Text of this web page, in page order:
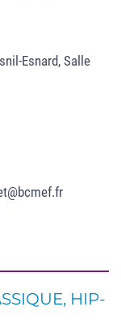
Esnard, Salle
HIP-